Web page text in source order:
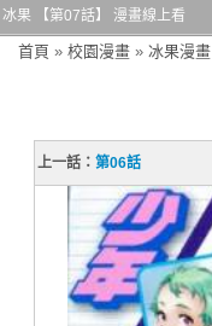
冰果 【第07話】 漫畫線上看
首頁 » 校園漫畫 » 冰果漫畫
上一話：第06話